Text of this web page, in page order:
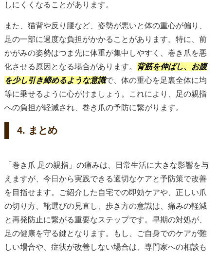
しにくくなることがあります。
また、猫背や反り腰など、姿勢が悪いと体の重心が偏り、
足の一部に過度な負担がかかることがあります。特に、前
かがみの姿勢はつま先に体重が集中しやすく、巻き爪を悪
化させる原因となる場合があります。
背筋を伸ばし、お腹
を少し引き締めるような意識で、体の重心を足裏全体に均
等に乗せるように心がけましょう。これにより、足の親指
への負担が軽減され、巻き爪の予防に繋がります。
4. まとめ
「巻き爪 足の親指」の痛みは、日常生活に大きな影響を与
えますが、今日から実践できる適切なケアと予防策で改善
を目指せます。ご紹介した自宅での即効ケアや、正しい爪
の切り方、靴選びの見直し、歩き方の意識は、痛みの軽減
と再発防止に繋がる重要なステップです。早期の対処が、
足の健康を守る鍵となります。もし、ご自身でのケアが難
しい場合や、症状が改善しない場合は、専門家への相談も